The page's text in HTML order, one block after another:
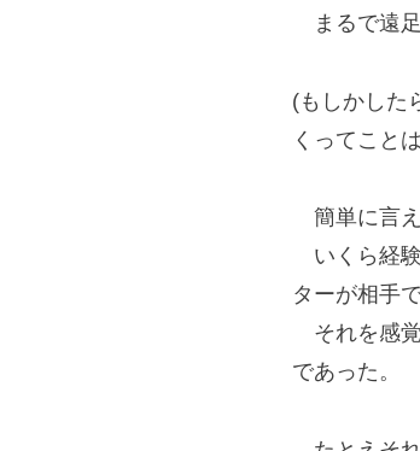
まるで遠足
(もしかした
くってこと
簡単に言え
いくら経
ターが相手
それを感
であった。